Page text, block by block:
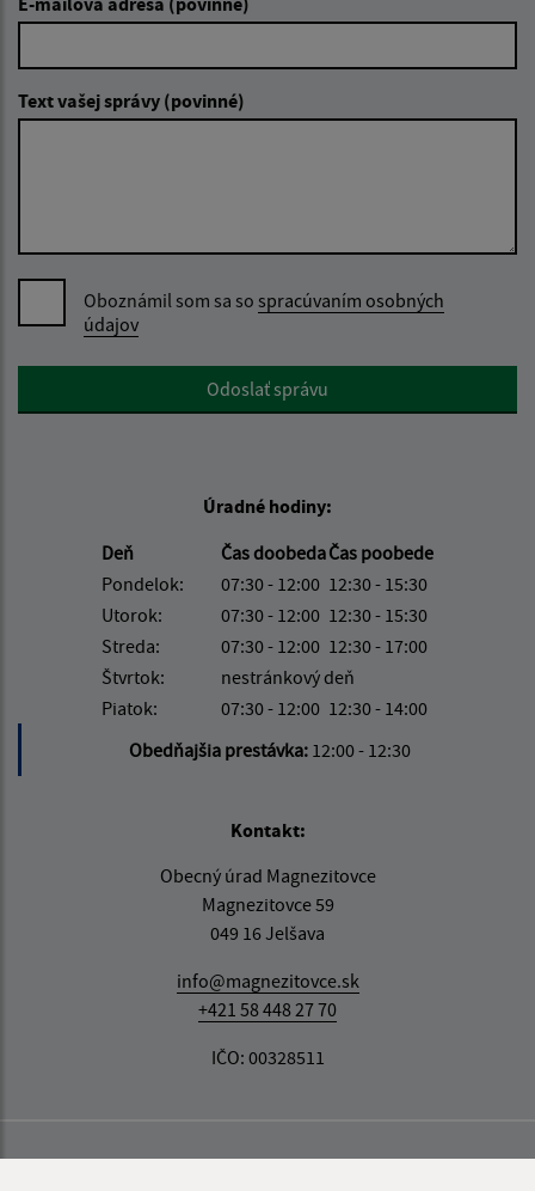
Text vašej správy (povinné)
Oboznámil som sa so spracúvaním osobných
údajov
Google reCaptcha ResponseOdoslať správu
Úradné hodiny:
Deň
Čas doobedaČas poobede
Pondelok:
07:30 - 12:00 12:30 - 15:30
Utorok:
07:30 - 12:00 12:30 - 15:30
Streda:
07:30 - 12:00 12:30 - 17:00
Štvrtok:
nestránkový deň
Piatok:
07:30 - 12:00 12:30 - 14:00
Obedňajšia prestávka: 12:00 - 12:30
Kontakt:
Obecný úrad Magnezitovce
Magnezitovce 59
049 16 Jelšava
info@magnezitovce.sk
+421 58 448 27 70
IČO: 00328511